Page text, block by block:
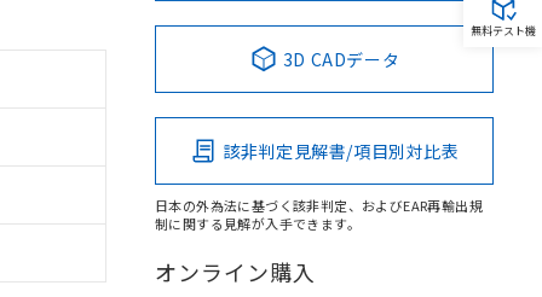
3D CADデータ
該非判定見解書/項目別対比表
日本の外為法に基づく該非判定、およびEAR再輸出規
制に関する見解が入手できます。
オンライン購入
無料テスト機